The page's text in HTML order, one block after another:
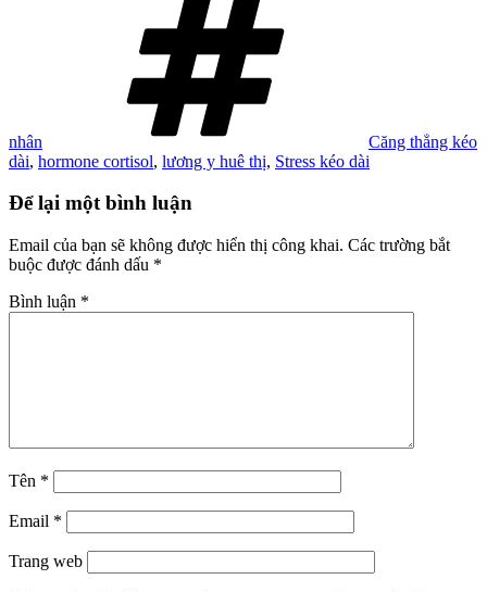
nhân
Căng thẳng kéo
dài, hormone cortisol, lương y huê thị, Stress kéo dài
Để lại một bình luận
Email của bạn sẽ không được hiển thị công khai. Các trường bắt
buộc được đánh dấu *
Bình luận *
Tên *
Email *
Trang web